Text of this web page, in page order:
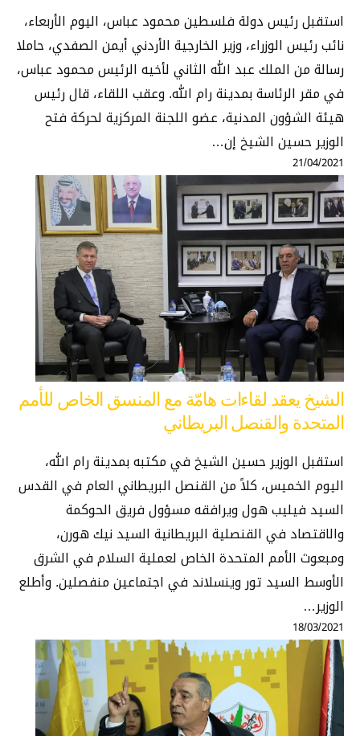
استقبل رئيس دولة فلسطين محمود عباس، اليوم الأربعاء،
نائب رئيس الوزراء، وزير الخارجية الأردني أيمن الصفدي، حاملا
رسالة من الملك عبد الله الثاني لأخيه الرئيس محمود عباس،
في مقر الرئاسة بمدينة رام الله. وعقب اللقاء، قال رئيس
هيئة الشؤون المدنية، عضو اللجنة المركزية لحركة فتح
الوزير حسين الشيخ إن…
21/04/2021
الشيخ يعقد لقاءات هامّة مع المنسق الخاص للأمم
المتحدة والقنصل البريطاني
استقبل الوزير حسين الشيخ في مكتبه بمدينة رام الله،
اليوم الخميس، كلاً من القنصل البريطاني العام في القدس
السيد فيليب هول ويرافقه مسؤول فريق الحوكمة
والاقتصاد في القنصلية البريطانية السيد نيك هورن،
ومبعوث الأمم المتحدة الخاص لعملية السلام في الشرق
الأوسط السيد تور وينسلاند في اجتماعين منفصلين. وأطلع
الوزير…
18/03/2021